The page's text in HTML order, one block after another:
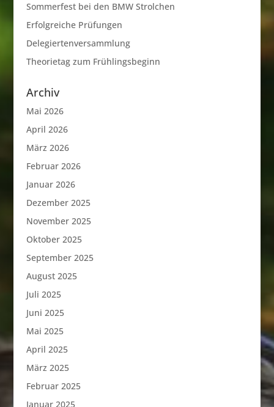
Sommerfest bei den BMW Strolchen
Erfolgreiche Prüfungen
Delegiertenversammlung
Theorietag zum Frühlingsbeginn
Archiv
Mai 2026
April 2026
März 2026
Februar 2026
Januar 2026
Dezember 2025
November 2025
Oktober 2025
September 2025
August 2025
Juli 2025
Juni 2025
Mai 2025
April 2025
März 2025
Februar 2025
Januar 2025